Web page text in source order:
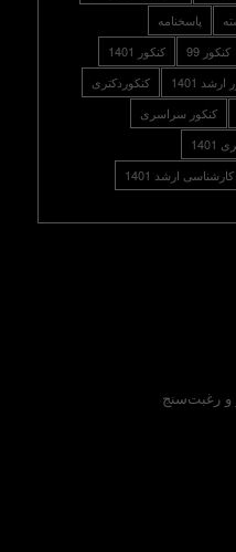
پاسخنامه
کنکور 99
کنکور 1401
1401
کنکوردکتری
کنکور سراسری
ارشد 1401
و رغبت‌سنج